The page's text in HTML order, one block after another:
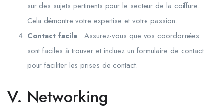
sur des sujets pertinents pour le secteur de la coiffure.
Cela démontre votre expertise et votre passion.
Contact facile : Assurez-vous que vos coordonnées
sont faciles à trouver et incluez un formulaire de contact
pour faciliter les prises de contact.
V. Networking